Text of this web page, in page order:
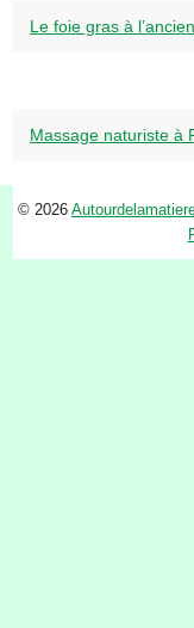
Le foie gras à
Massage naturiste à
© 2026